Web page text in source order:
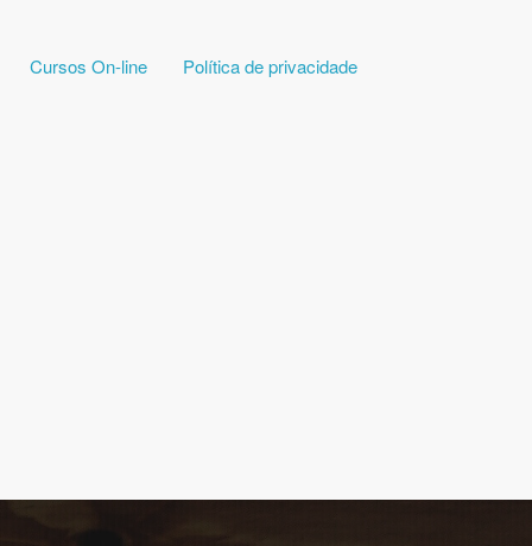
Cursos On-line Política de privacidade